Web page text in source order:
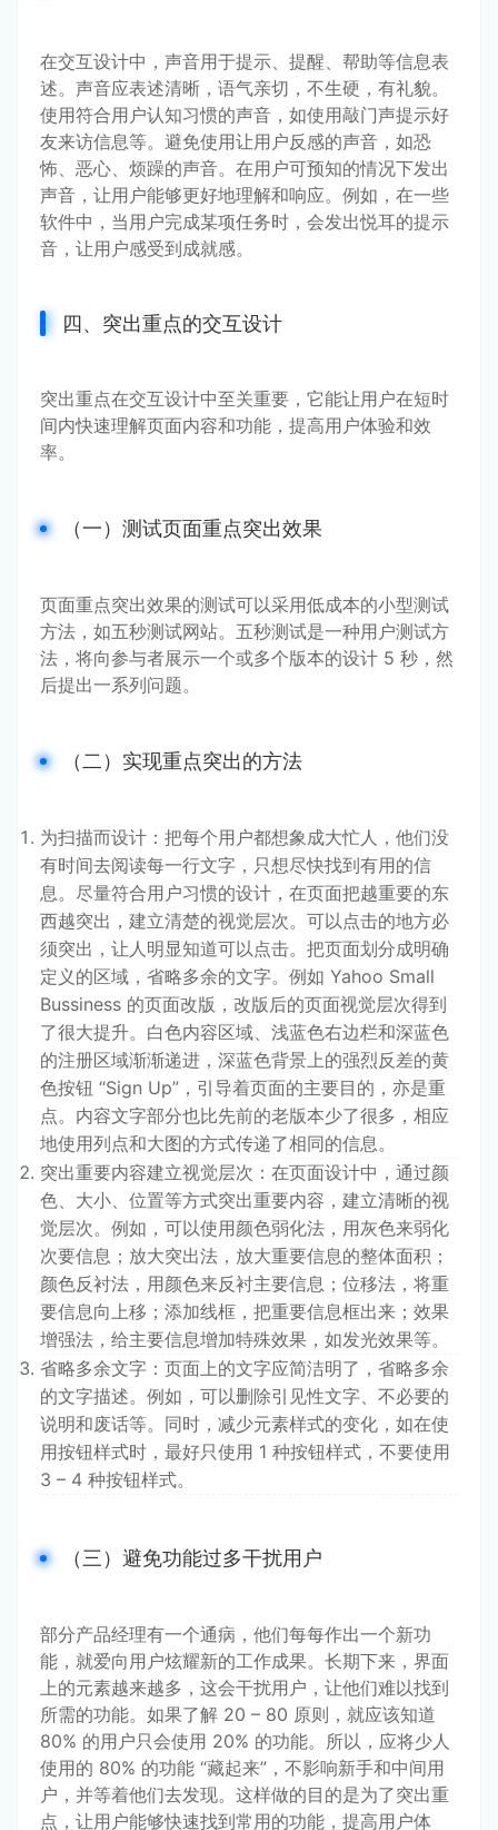
在交互设计中，声音用于提示、提醒、帮助等信息表
述。声音应表述清晰，语气亲切，不生硬，有礼貌。
使用符合用户认知习惯的声音，如使用敲门声提示好
友来访信息等。避免使用让用户反感的声音，如恐
怖、恶心、烦躁的声音。在用户可预知的情况下发出
声音，让用户能够更好地理解和响应。例如，在一些
软件中，当用户完成某项任务时，会发出悦耳的提示
音，让用户感受到成就感。
四、突出重点的交互设计
突出重点在交互设计中至关重要，它能让用户在短时
间内快速理解页面内容和功能，提高用户体验和效
率。
（一）测试页面重点突出效果
页面重点突出效果的测试可以采用低成本的小型测试
方法，如五秒测试网站。五秒测试是一种用户测试方
法，将向参与者展示一个或多个版本的设计 5 秒，然
后提出一系列问题。
（二）实现重点突出的方法
为扫描而设计：把每个用户都想象成大忙人，他们没
有时间去阅读每一行文字，只想尽快找到有用的信
息。尽量符合用户习惯的设计，在页面把越重要的东
西越突出，建立清楚的视觉层次。可以点击的地方必
须突出，让人明显知道可以点击。把页面划分成明确
定义的区域，省略多余的文字。例如 Yahoo Small
Bussiness 的页面改版，改版后的页面视觉层次得到
了很大提升。白色内容区域、浅蓝色右边栏和深蓝色
的注册区域渐渐递进，深蓝色背景上的强烈反差的黄
色按钮 “Sign Up”，引导着页面的主要目的，亦是重
点。内容文字部分也比先前的老版本少了很多，相应
地使用列点和大图的方式传递了相同的信息。
突出重要内容建立视觉层次：在页面设计中，通过颜
色、大小、位置等方式突出重要内容，建立清晰的视
觉层次。例如，可以使用颜色弱化法，用灰色来弱化
次要信息；放大突出法，放大重要信息的整体面积；
颜色反衬法，用颜色来反衬主要信息；位移法，将重
要信息向上移；添加线框，把重要信息框出来；效果
增强法，给主要信息增加特殊效果，如发光效果等。
省略多余文字：页面上的文字应简洁明了，省略多余
的文字描述。例如，可以删除引见性文字、不必要的
说明和废话等。同时，减少元素样式的变化，如在使
用按钮样式时，最好只使用 1 种按钮样式，不要使用
3 – 4 种按钮样式。
（三）避免功能过多干扰用户
部分产品经理有一个通病，他们每每作出一个新功
能，就爱向用户炫耀新的工作成果。长期下来，界面
上的元素越来越多，这会干扰用户，让他们难以找到
所需的功能。如果了解 20 – 80 原则，就应该知道
80% 的用户只会使用 20% 的功能。所以，应将少人
使用的 80% 的功能 “藏起来”，不影响新手和中间用
户，并等着他们去发现。这样做的目的是为了突出重
点，让用户能够快速找到常用的功能，提高用户体